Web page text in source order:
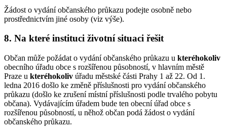
Žádost o vydání občanského průkazu podejte osobně nebo
prostřednictvím jiné osoby (viz výše).
8. Na které instituci životní situaci řešit
Občan může požádat o vydání občanského průkazu u kteréhokoliv
obecního úřadu obce s rozšířenou působností, v hlavním městě
Praze u kteréhokoliv úřadu městské části Prahy 1 až 22. Od 1.
ledna 2016 došlo ke změně příslušnosti pro vydání občanského
průkazu (došlo ke zrušení místní příslušnosti podle trvalého pobytu
občana). Vydávajícím úřadem bude ten obecní úřad obce s
rozšířenou působností, u něhož občan podá žádost o vydání
občanského průkazu.